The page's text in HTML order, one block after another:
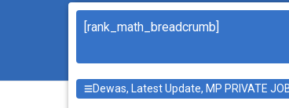
[rank_math_breadcrumb]
Dewas, Latest Update, MP PRIVATE